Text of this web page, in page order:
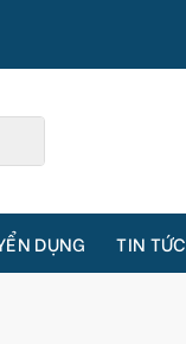
DỤNG TIN TỨC